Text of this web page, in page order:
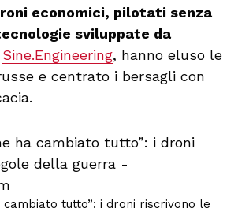
economici, pilotati senza
sviluppate da
Sine.Engineering, hanno eluso le
e centrato i bersagli con
cambiato tutto”: i droni riscrivono le